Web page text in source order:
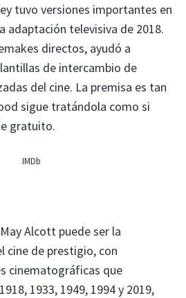
tuvo versiones importantes en
adaptación televisiva de 2018.
directos, ayudó a
de intercambio de
del cine. La premisa es tan
sigue tratándola como si
gratuito.
IMDb
Alcott puede ser la
cine de prestigio, con
cinematográficas que
1933, 1949, 1994 y 2019,